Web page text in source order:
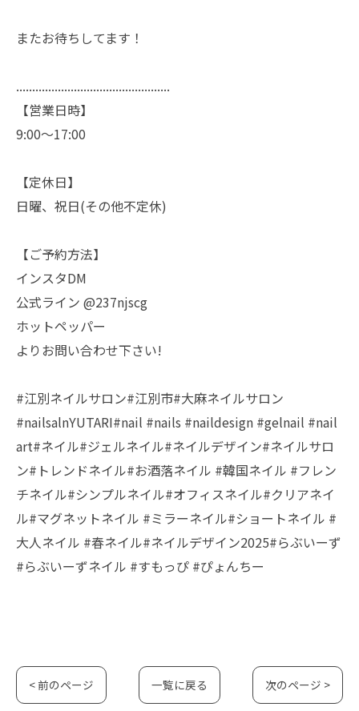
またお待ちしてます！
................................................
【営業日時】
9:00〜17:00
【定休日】
日曜、祝日(その他不定休)
【ご予約方法】
インスタDM
公式ライン @237njscg
ホットペッパー
よりお問い合わせ下さい!
#江別ネイルサロン#江別市#大麻ネイルサロン
#nailsalnYUTARI#nail #nails #naildesign #gelnail #nail
art#ネイル#ジェルネイル#ネイルデザイン#ネイルサロ
ン#トレンドネイル#お酒落ネイル #韓国ネイル #フレン
チネイル#シンプルネイル#オフィスネイル#クリアネイ
ル#マグネットネイル #ミラーネイル#ショートネイル #
大人ネイル #春ネイル#ネイルデザイン2025#らぶいーず
#らぶいーずネイル #すもっぴ #ぴょんちー
< 前のページ 一覧に戻る 次のページ >